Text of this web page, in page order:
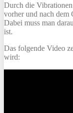
Durch die
vorher und nach dem
Dabei muss man
ist.
Das folgende Video
wird: